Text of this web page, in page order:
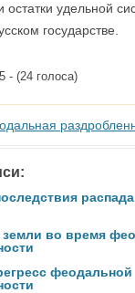
остатки удельной
государстве.
- (24 голоса)
во время
феодальной